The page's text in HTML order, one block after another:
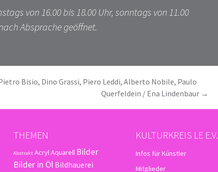
von 16.00 bis 18.00 Uhr, sonntags von 11.00
Absprache geöffnet.
Bisio, Dino Grassi, Piero Leddi, Alberto Nobile, Paulo
Querfeldein / Ena Lindenbaur →
THEMEN
Abstrakt AcrylAquarell Bilder
Bilder in Öl Bildhauerei
KULTURKREIS LE E.V.
Infos für Künstler
Mitglieder